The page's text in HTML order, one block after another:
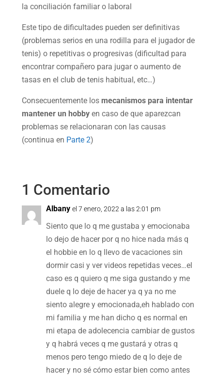
la conciliación familiar o laboral
Este tipo de dificultades pueden ser definitivas
(problemas serios en una rodilla para el jugador de
tenis) o repetitivas o progresivas (dificultad para
encontrar compañero para jugar o aumento de
tasas en el club de tenis habitual, etc…)
Consecuentemente los mecanismos para intentar
mantener un hobbyen caso de que aparezcan
problemas se relacionaran con las causas
(continua en Parte 2)
1 Comentario
Albany el 7 enero, 2022 a las 2:01 pm
Siento que lo q me gustaba y emocionaba
lo dejo de hacer por q no hice nada más q
el hobbie en lo q llevo de vacaciones sin
dormir casi y ver videos repetidas veces…el
caso es q quiero q me siga gustando y me
duele q lo deje de hacer ya q ya no me
siento alegre y emocionada,eh hablado con
mi familia y me han dicho q es normal en
mi etapa de adolecencia cambiar de gustos
y q habrá veces q me gustará y otras q
menos pero tengo miedo de q lo deje de
hacer y no sé cómo estar bien como antes